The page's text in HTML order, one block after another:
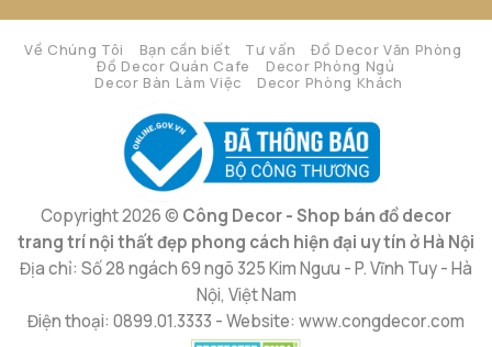
Về Chúng Tôi Bạn cần biết Tư vấn
Đồ Decor Văn Phòng
Đồ Decor Quán Cafe
Decor Phòng Ngủ
Decor Bàn Làm Việc
Decor Phòng Khách
Copyright 2026 © Công Decor - Shop bán đồ decor
trang trí nội thất đẹp phong cách hiện đại uy tín ở Hà Nội
Địa chỉ: Số 28 ngách 69 ngõ 325 Kim Ngưu - P. Vĩnh Tuy - Hà
Nội, Việt Nam
Điện thoại: 0899.01.3333 - Website: www.congdecor.com